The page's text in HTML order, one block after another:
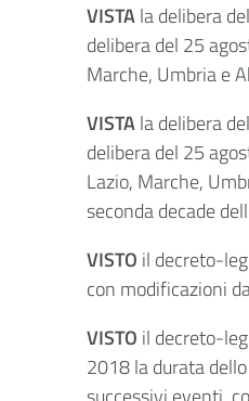
VISTAla delibera
delibera del 25
Marche, Umbria e
VISTAla delibera
delibera del 25
Lazio, Marche,
seconda decade
VISTO il decreto-
con modificazioni
VISTO il decreto-
2018 la durata